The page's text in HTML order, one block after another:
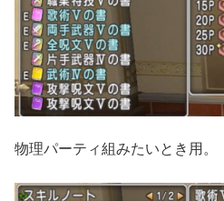
物理パーティ組みたいとき用。